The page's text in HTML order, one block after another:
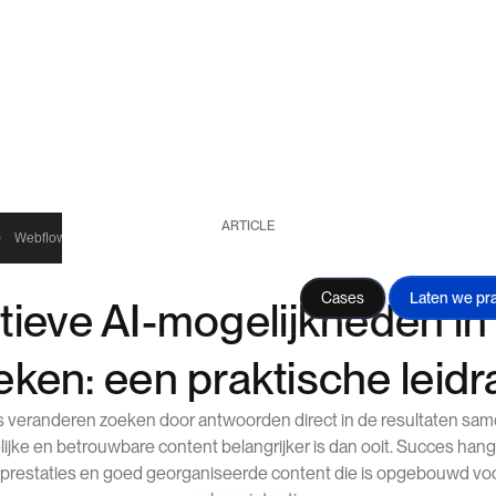
Webflow experience voor
Cases Laten we
ARTICLE
AI-mogelijkheden
een praktische
veranderen zoeken door antwoorden direct in de resultaten
en betrouwbare content belangrijker is dan ooit. Succes
en goed georganiseerde content die is opgebouwd